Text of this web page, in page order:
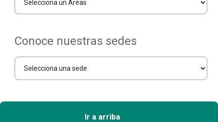
Conoce nuestras sedes
Ir a arriba